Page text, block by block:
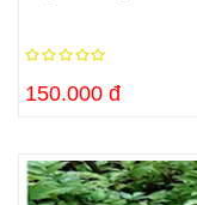
150.000 đ